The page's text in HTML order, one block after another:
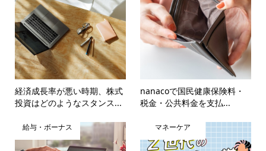
経済成長率が悪い時期、株式
投資はどのようなスタンス...
nanacoで国民健康保険料・
税金・公共料金を支払...
給与・ボーナス マネーケア